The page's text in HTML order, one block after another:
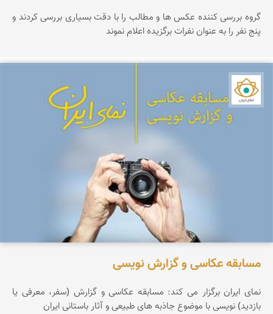
گروه بررسی کننده عکس ها و مطالب را با دقت بسیاری بررسی کردند و
پنج نفر را به عنوان نفرات برگزیده اعلام نموند
نمای ایران
مسابقه عکاسی و گزارش نویسی
نمای ایران برگزار می کند: مسابقه عکاسی و گزارش (سفر، معرفی یا
بازدید) نویسی با موضوع جاذبه های طبیعی و آثار باستانی ایران